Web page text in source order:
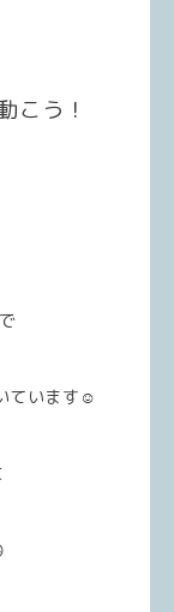
こう！
ています☺️